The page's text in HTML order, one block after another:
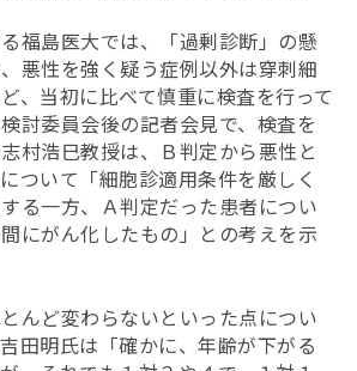
福島医大では、「過剰診断」の懸
悪性を強く疑う症例以外は穿刺細
、当初に比べて慎重に検査を行って
討委員会後の記者会見で、検査を
村浩巳教授は、Ｂ判定から悪性と
ついて「細胞診適用条件を厳しく
る一方、Ａ判定だった患者につい
にがん化したもの」との考えを示
んど変わらないといった点につい
田明氏は「確かに、年齢が下がる